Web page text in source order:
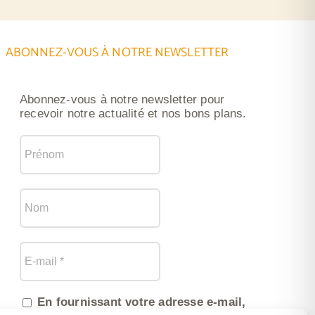
ABONNEZ-VOUS À NOTRE NEWSLETTER
Abonnez-vous à notre newsletter pour
recevoir notre actualité et nos bons plans.
En fournissant votre adresse e-mail,